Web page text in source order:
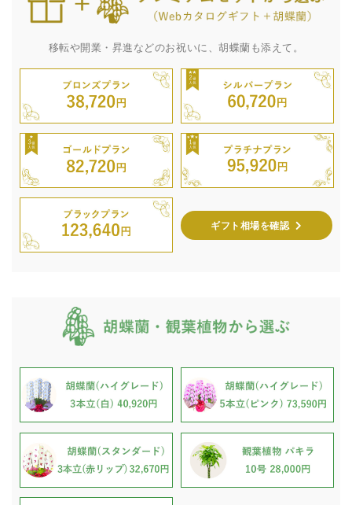
移転や開業・昇進などのお祝いに、胡蝶蘭も添えて。
ギフト相場を確認